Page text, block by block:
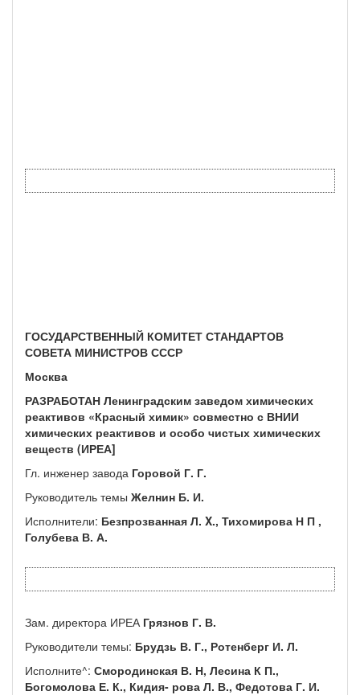
ГОСУДАРСТВЕННЫЙ КОМИТЕТ СТАНДАРТОВ
СОВЕТА МИНИСТРОВ СССР
Москва
РАЗРАБОТАН Ленинградским заведом химических
реактивов «Крас­ный химик» совместно с ВНИИ
химических реактивов и особо чис­тых химических
веществ (ИРЕА]
Гл. инженер завода Горовой Г. Г.
Руководитель темы Желнин Б. И.
Исполнители: Безпрозванная Л. X., Тихомирова Н П ,
Голубева В. А.
Зам. директора ИРЕА Грязнов Г. В.
Руководители темы: Брудзь В. Г., Ротенберг И. Л.
Исполните^: Смородинская В. Н, Лесина К П.,
Богомолова Е. К., Кидия- рова Л. В., Федотова Г. И.